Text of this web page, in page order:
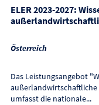
ELER 2023-2027:
Österreich
Das Leistungsangebot
umfasst die nationale...